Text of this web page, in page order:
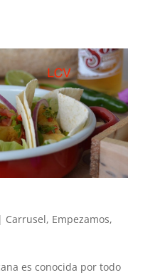
Carrusel, Empezamos,
es conocida por todo